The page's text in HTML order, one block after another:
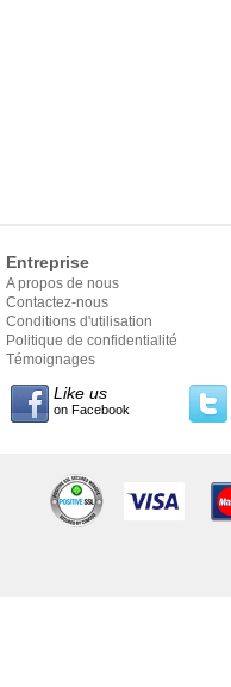
Entreprise
A propos de nous
Contactez-nous
Conditions d'utilisation
Politique de confidentialité
Témoignages
Like us
on Facebook